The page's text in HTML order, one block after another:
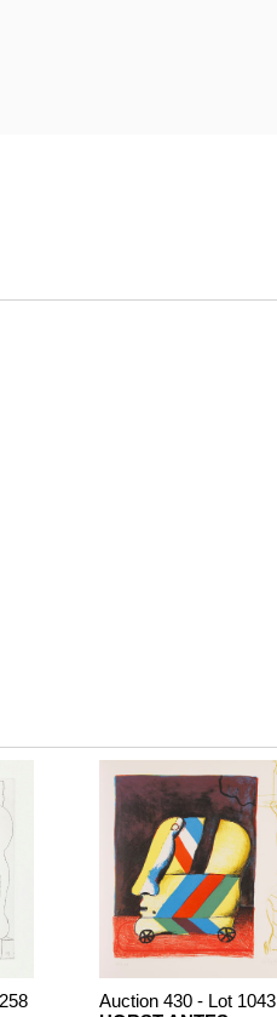
Auction 430 - Lot 1043